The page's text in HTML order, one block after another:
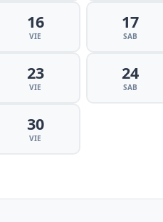
16
VIE
17
SAB
23
VIE
24
SAB
30
VIE